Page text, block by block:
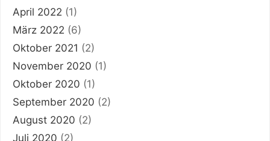
April 2022 (1)
März 2022 (6)
Oktober 2021 (2)
November 2020 (1)
Oktober 2020 (1)
September 2020 (2)
August 2020 (2)
Juli 2020 (2)